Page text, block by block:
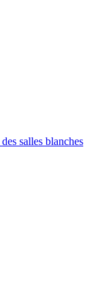
salles blanches